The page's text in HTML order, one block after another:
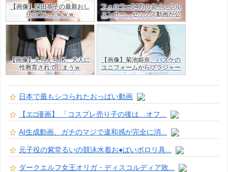
【画像】深田恭子の最新おし
りのワレメｗｗｗ
フォロワー54万の女インフル
エンサー、セックス動画が公
開！目の保養だけど羨ましす
ぎた・・ｗｗ
【画像】えちえちJK、大人に
性教育されてしまうｗ
【画像】菊池姫奈、バスケの
ユニフォームからブラジャー
はみ出すJKグラドルｗ
日本で最もシコられたおっぱい動画
【エ□漫画】 「コスプレ売り子の後は…オフ...
AI生成動画、ガチのマジで違和感が完全に消...
元子役の紫堂るいの競泳水着お●ぱいポロリ具...
ダークエルフ女王オリガ・ディスコルディア敗...